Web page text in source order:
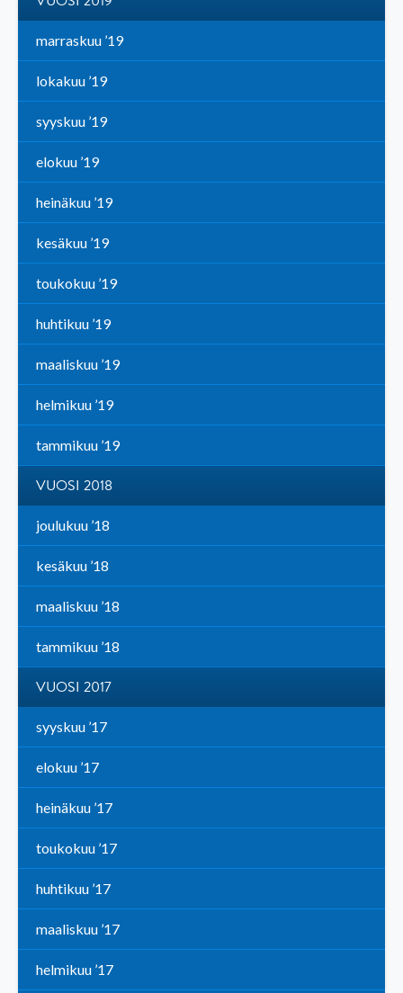
marraskuu ’19
lokakuu ’19
syyskuu ’19
elokuu ’19
heinäkuu ’19
kesäkuu ’19
toukokuu ’19
huhtikuu ’19
maaliskuu ’19
helmikuu ’19
tammikuu ’19
VUOSI 2018
joulukuu ’18
kesäkuu ’18
maaliskuu ’18
tammikuu ’18
VUOSI 2017
syyskuu ’17
elokuu ’17
heinäkuu ’17
toukokuu ’17
huhtikuu ’17
maaliskuu ’17
helmikuu ’17